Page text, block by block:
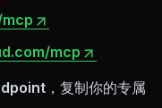
mcp
，复制你的专属